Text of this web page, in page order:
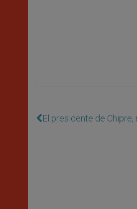
El presidente de